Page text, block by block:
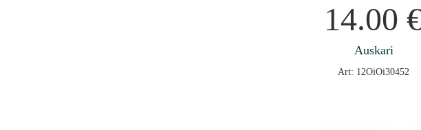
14.00
Auskari
Art: 12OiOi30452